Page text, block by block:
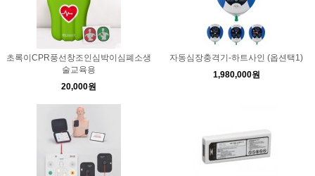
초록이CPR풍선창조인심박이심폐소생
술교육용
20,000원
자동심장충격기-하트사인 (옵션택1)
1,980,000원